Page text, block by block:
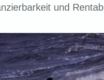
und